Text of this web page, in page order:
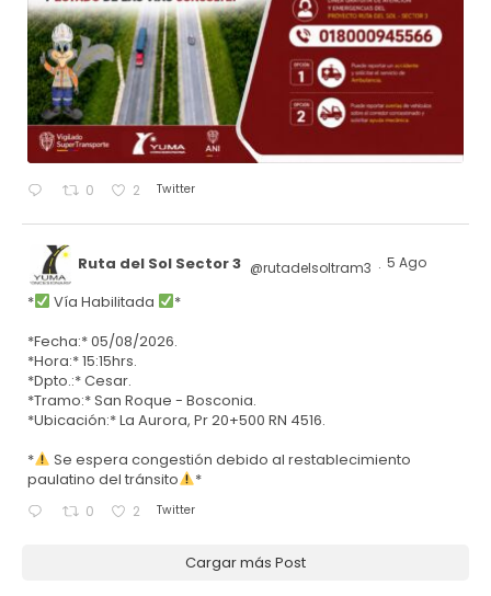
0 2 Twitter
Ruta del Sol Sector 3 @rutadelsoltram3 · 5 Ago
* Vía Habilitada
*
*Fecha:* 05/08/2026.
*Hora:* 15:15hrs.
*Dpto.:* Cesar.
*Tramo:* San Roque - Bosconia.
*Ubicación:* La Aurora, Pr 20+500 RN 4516.
*
Se espera congestión debido al restablecimiento
paulatino del tránsito
*
0 2 Twitter
Cargar más Post